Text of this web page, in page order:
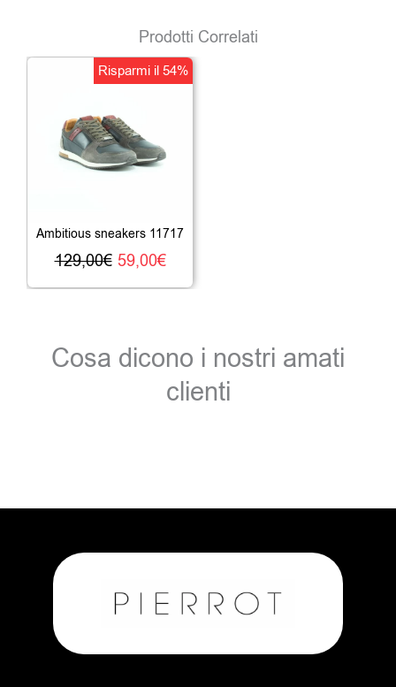
Prodotti Correlati
Risparmi il 54%
Ambitious sneakers 11717
129,00€
Il
originale
era:
59,00€
Il
è:
Cosa dicono i nostri amati
clienti